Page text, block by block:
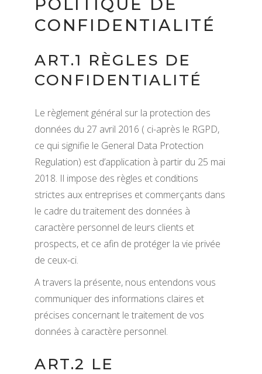
POLITIQUE DE
CONFIDENTIALITÉ
ART.1 RÈGLES DE
CONFIDENTIALITÉ
Le règlement général sur la protection des
données du 27 avril 2016 ( ci-après le RGPD,
ce qui signifie le General Data Protection
Regulation) est d’application à partir du 25 mai
2018. Il impose des règles et conditions
strictes aux entreprises et commerçants dans
le cadre du traitement des données à
caractère personnel de leurs clients et
prospects, et ce afin de protéger la vie privée
de ceux-ci.
A travers la présente, nous entendons vous
communiquer des informations claires et
précises concernant le traitement de vos
données à caractère personnel.
ART.2 LE